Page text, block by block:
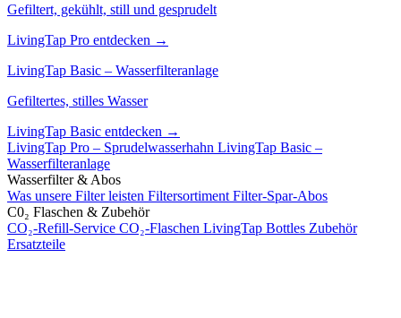
Gefiltert, gekühlt, still und gesprudelt
LivingTap Pro entdecken →
LivingTap Basic – Wasserfilteranlage
Gefiltertes, stilles Wasser
LivingTap Basic entdecken →
LivingTap Pro – Sprudelwasserhahn LivingTap Basic –
Wasserfilteranlage
Wasserfilter & Abos
Was unsere Filter leisten Filtersortiment Filter-Spar-Abos
C0₂ Flaschen & Zubehör
CO₂-Refill-Service CO₂-Flaschen LivingTap Bottles Zubehör
Ersatzteile